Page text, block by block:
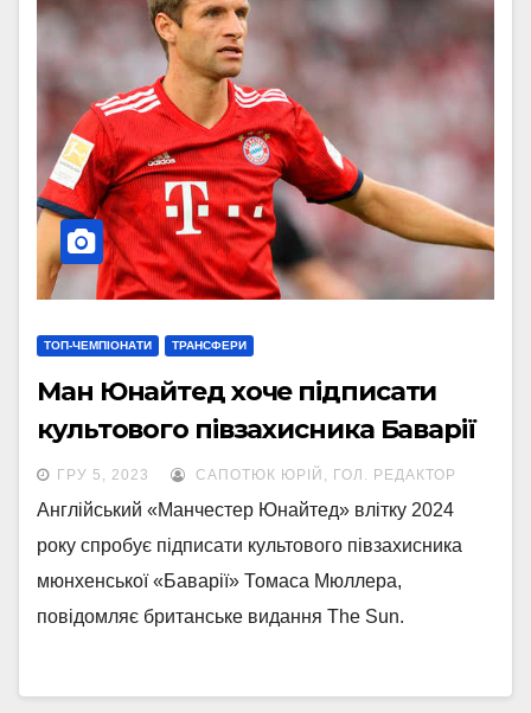
ТОП-ЧЕМПІОНАТИ ТРАНСФЕРИ
Ман Юнайтед хоче підписати
культового півзахисника Баварії
ГРУ 5, 2023 САПОТЮК ЮРІЙ, ГОЛ. РЕДАКТОР
Англійський «Манчестер Юнайтед» влітку 2024
року спробує підписати культового півзахисника
мюнхенської «Баварії» Томаса Мюллера,
повідомляє британське видання The Sun.